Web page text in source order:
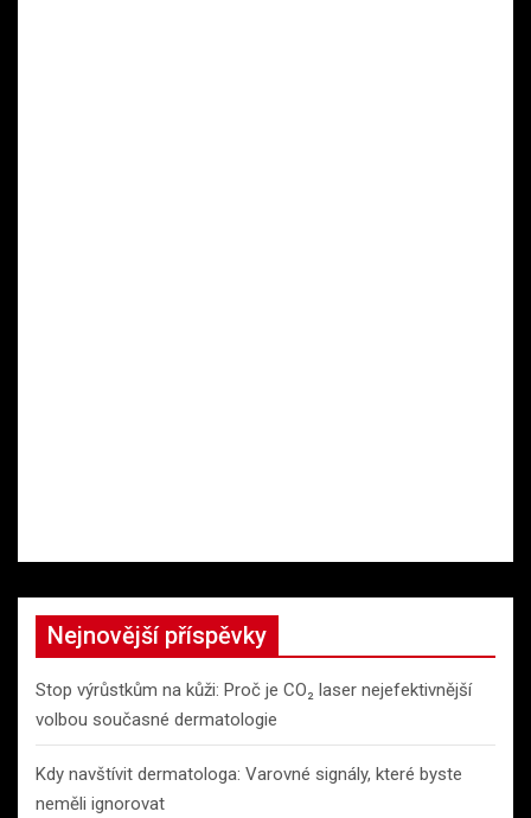
Nejnovější příspěvky
Stop výrůstkům na kůži: Proč je CO₂ laser nejefektivnější
volbou současné dermatologie
Kdy navštívit dermatologa: Varovné signály, které byste
neměli ignorovat